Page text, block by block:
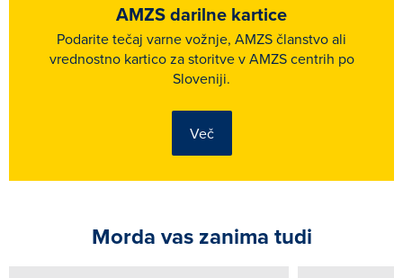
AMZS darilne kartice
Podarite tečaj varne vožnje, AMZS članstvo ali
vrednostno kartico za storitve v AMZS centrih po
Sloveniji.
Več
Morda vas zanima tudi